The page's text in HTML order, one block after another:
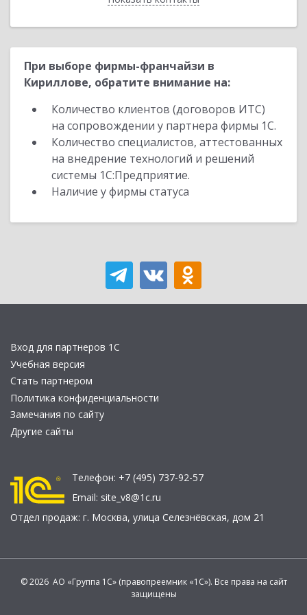
При выборе фирмы-франчайзи в
Кириллове, обратите внимание на:
Количество клиентов (договоров ИТС)
на сопровождении у партнера фирмы 1С.
Количество специалистов, аттестованных
на внедрение технологий и решений
системы 1С:Предприятие.
Наличие у фирмы статуса
Вход для партнеров 1С
Учебная версия
Стать партнером
Политика конфиденциальности
Замечания по сайту
Другие сайты
Телефон: +7 (495) 737-92-57
Email: site_v8@1c.ru
Отдел продаж: г. Москва, улица Селезнёвская, дом 21
© 2026 АО «Группа 1С» (правопреемник «1С»). Все права на сайт
защищены